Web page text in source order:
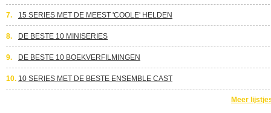
7. 15 SERIES MET DE MEEST 'COOLE' HELDEN
8. DE BESTE 10 MINISERIES
9. DE BESTE 10 BOEKVERFILMINGEN
10. 10 SERIES MET DE BESTE ENSEMBLE CAST
Meer